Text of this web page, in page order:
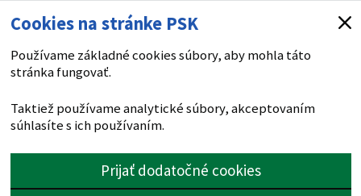
Cookies na stránke PSK
Používame základné cookies súbory, aby mohla táto
stránka fungovať.
Taktiež používame analytické súbory, akceptovaním
súhlasíte s ich používaním.
Prijať dodatočné cookies